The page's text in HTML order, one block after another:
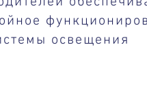
освещения